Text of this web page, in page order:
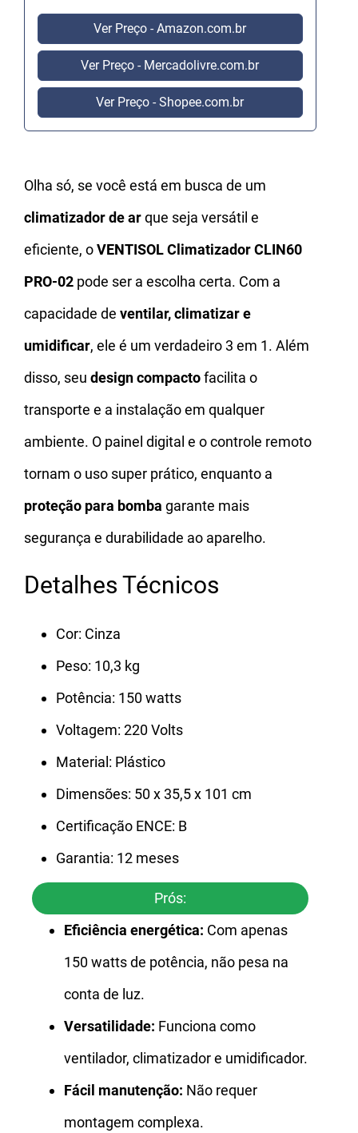
Ver Preço - Amazon.com.br
Ver Preço - Mercadolivre.com.br
Ver Preço - Shopee.com.br
Olha só, se você está em busca de um
climatizador de arque seja versátil e
eficiente, oVENTISOL Climatizador CLIN60
PRO-02 pode ser a escolha certa. Com a
capacidade de ventilar, climatizar e
umidificar, ele é um verdadeiro 3 em 1. Além
disso, seu design compactofacilita o
transporte e a instalação em qualquer
ambiente. O painel digital e o controle remoto
tornam o uso super prático, enquanto a
proteção para bomba garante mais
segurança e durabilidade ao aparelho.
Detalhes Técnicos
Cor: Cinza
Peso: 10,3 kg
Potência: 150 watts
Voltagem: 220 Volts
Material: Plástico
Dimensões: 50 x 35,5 x 101 cm
Certificação ENCE: B
Garantia: 12 meses
Prós:
Eficiência energética: Com apenas
150 watts de potência, não pesa na
conta de luz.
Versatilidade: Funciona como
ventilador, climatizador e umidificador.
Fácil manutenção: Não requer
montagem complexa.